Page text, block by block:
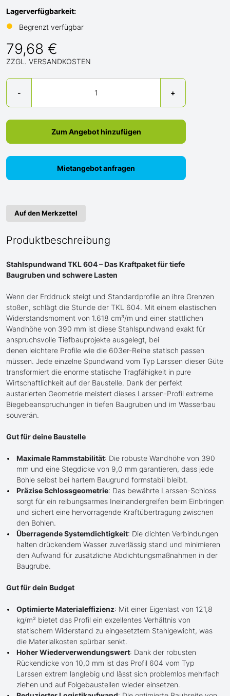
Lagerverfügbarkeit:
●
Begrenzt verfügbar
79,68 €
ZZGL. VERSANDKOSTEN
-
Menge
+
Zum Angebot hinzufügen
Mietangebot anfragen
Auf den Merkzettel
Produktbeschreibung
Stahlspundwand TKL 604 – Das Kraftpaket für tiefe
Baugruben und schwere Lasten
Wenn der Erddruck steigt und Standardprofile an ihre Grenzen
stoßen, schlägt die Stunde der TKL 604. Mit einem elastischen
Widerstandsmoment von 1.618 cm³/m und einer stattlichen
Wandhöhe von 390 mm ist diese Stahlspundwand exakt für
anspruchsvolle Tiefbauprojekte ausgelegt, bei
denen leichtere Profile wie die 603er-Reihe statisch passen
müssen. Jede einzelne Spundwand vom Typ Larssen dieser Güte
transformiert die enorme statische Tragfähigkeit in pure
Wirtschaftlichkeit auf der Baustelle. Dank der perfekt
austarierten Geometrie meistert dieses Larssen-Profil extreme
Biegebeanspruchungen in tiefen Baugruben und im Wasserbau
souverän.
Gut für deine Baustelle
Maximale Rammstabilität: Die robuste Wandhöhe von 390
mm und eine Stegdicke von 9,0 mm garantieren, dass jede
Bohle selbst bei hartem Baugrund formstabil bleibt.
Präzise Schlossgeometrie: Das bewährte Larssen-Schloss
sorgt für ein reibungsarmes Ineinandergreifen beim Einbringen
und sichert eine hervorragende Kraftübertragung zwischen
den Bohlen.
Überragende Systemdichtigkeit: Die dichten Verbindungen
halten drückendem Wasser zuverlässig stand und minimieren
den Aufwand für zusätzliche Abdichtungsmaßnahmen in der
Baugrube.
Gut für dein Budget
Optimierte Materialeffizienz: Mit einer Eigenlast von 121,8
kg/m² bietet das Profil ein exzellentes Verhältnis von
statischem Widerstand zu eingesetztem Stahlgewicht, was
die Materialkosten spürbar senkt.
Hoher Wiederverwendungswert: Dank der robusten
Rückendicke von 10,0 mm ist das Profil 604 vom Typ
Larssen extrem langlebig und lässt sich problemlos mehrfach
ziehen und auf Folgebaustellen wieder einsetzen.